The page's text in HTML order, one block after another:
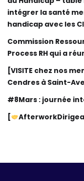
intégrer la santé
handicap avec les
Commission
Process RH qui a
[VISITE chez nos
Cendres à Saint-
#8Mars : journée
[